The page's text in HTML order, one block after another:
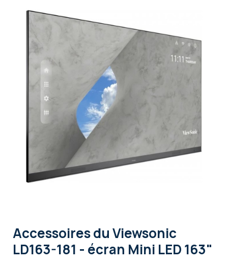
Accessoiresdu Viewsonic
LD163-181 - écran Mini LED 163"